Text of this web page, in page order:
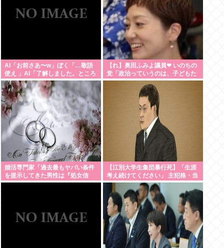
AI「お前さあ〜w」ぼく「…敬語
使え 」AI「了解しました。ところ
でお前はどう思いますか？」 これ
【れ】奥田ふみよ議員❤‍ いのちの
党「政治っていうのは、子どもた
ちに「いのち」を繋いでいくため
にあるんだよ。」
婚活専門家「過去最もヤバい条件
を提示してきた男性は『処女信
仰』」ケンモメン…
【江別大学生集団暴行死】「生涯
考え続けてください」 主犯格・当
時18歳の川口侑斗被告に無期懲役
の判決「理不尽以外の何ものでも
ない」